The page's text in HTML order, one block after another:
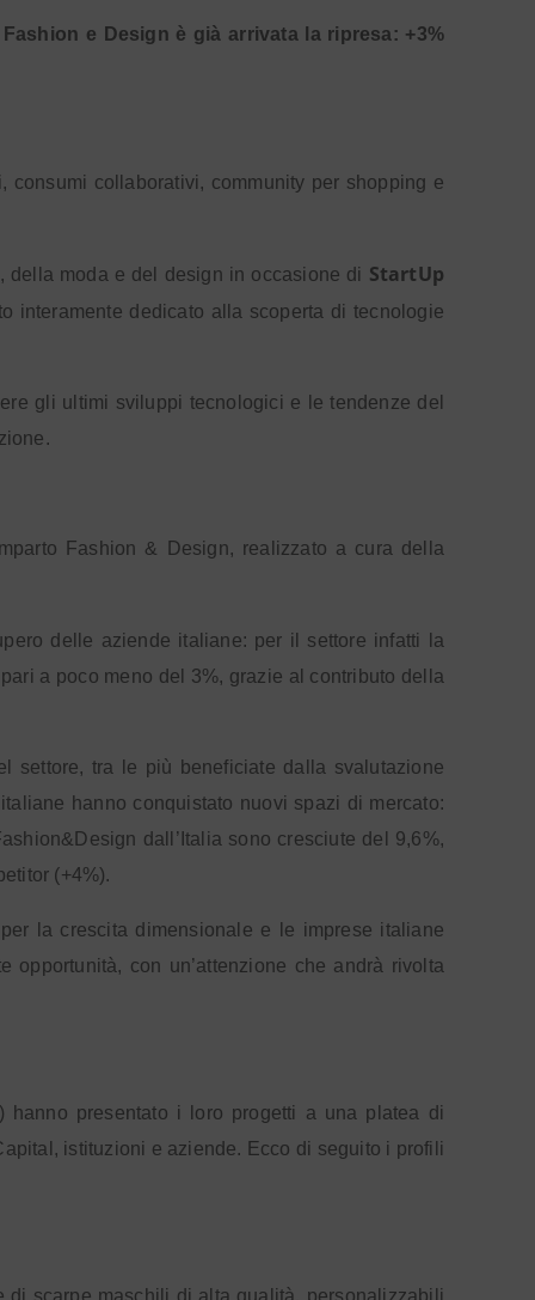
e Design è già arrivata la ripresa: +3%
consumi collaborativi, community per shopping e
della moda e del design in occasione di StartUp
interamente dedicato alla scoperta di tecnologie
gli ultimi sviluppi tecnologici e le tendenze del
Fashion & Design, realizzato a cura della
delle aziende italiane: per il settore infatti la
a poco meno del 3%, grazie al contributo della
settore, tra le più beneficiate dalla svalutazione
hanno conquistato nuovi spazi di mercato:
dall’Italia sono cresciute del 9,6%,
(+4%).
la crescita dimensionale e le imprese italiane
con un’attenzione che andrà rivolta
hanno presentato i loro progetti a una platea di
istituzioni e aziende. Ecco di seguito i profili
di scarpe maschili di alta qualità, personalizzabili